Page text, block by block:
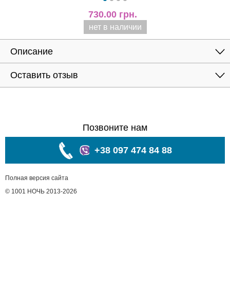
730.00 грн.
нет в наличии
Описание
Оставить отзыв
Позвоните нам
+38 097 474 84 88
Полная версия сайта
© 1001 НОЧЬ 2013-2026